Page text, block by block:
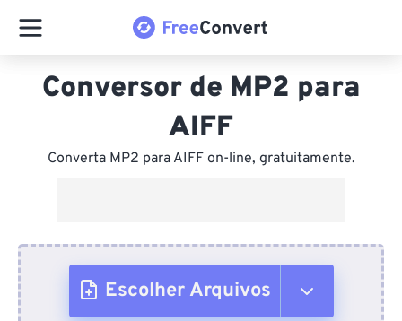
Conversor de MP2 para
AIFF
Converta MP2 para AIFF on-line, gratuitamente.
Escolher Arquivos